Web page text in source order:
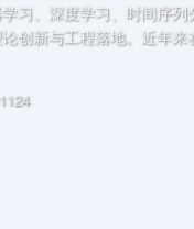
习、深度学习、时间序
创新与工程落地。近年
Practice等。科
1124